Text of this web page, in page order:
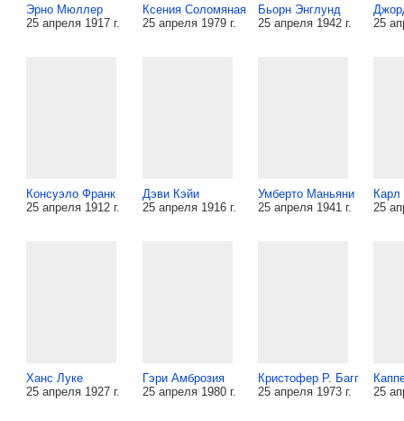
Эрно Мюллер
25 апреля 1917 г.
Ксения Соломяная
25 апреля 1979 г.
Бьорн Энглунд
25 апреля 1942 г.
25
Консуэло Франк
25 апреля 1912 г.
Дэви Кэйи
25 апреля 1916 г.
Умберто Маньяни
25 апреля 1941 г.
25
Ханс Луке
25 апреля 1927 г.
Гэри Амброзия
25 апреля 1980 г.
Кристофер Р. Багг
25 апреля 1973 г.
25